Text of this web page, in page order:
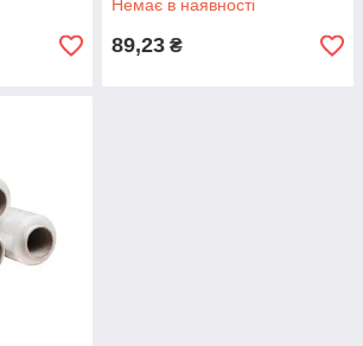
Немає в наявності
89,23 ₴